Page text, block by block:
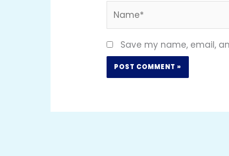
Save my name, email,